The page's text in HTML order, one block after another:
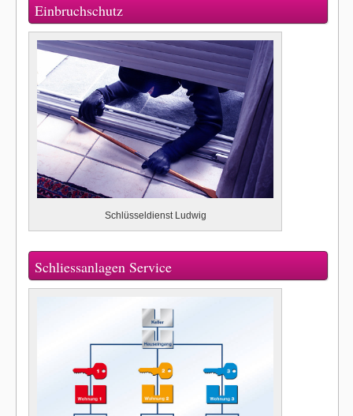
Einbruchschutz
Schlüsseldienst Ludwig
Schliessanlagen Service